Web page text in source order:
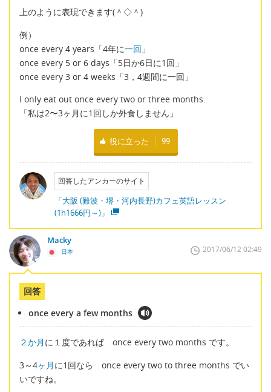
上のように表現できます(＾◇＾)
例）
once every 4 years「4年に一回 」
once every 5 or 6 days「5日か6日に1回」
once every 3 or 4 weeks「3，4週間に一回」
I only eat out once every two or three months.
「私は2〜3ヶ月に1回しか外食しません」
役に立った 99
回答したアンカーのサイト
「大阪 (難波・堺・河内長野)カフェ英語レッスン
(1h1666円～)」
Macky
日本 2017/06/12 02:49
回答
once every a few months
２か月 に１度であれば once every two months です。
3～4ヶ月 に1回なら once every two to three months でい
いですね。